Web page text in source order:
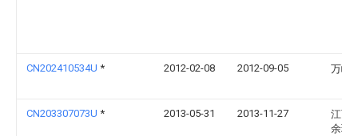
CN202410534U * 2012-02-08 2012-09-05 万峰
CN203307073U * 2013-05-31 2013-11-27
江西
余环